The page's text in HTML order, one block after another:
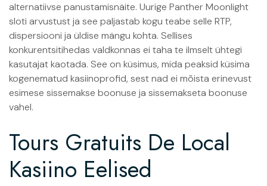
alternatiivse panustamisnäite. Uurige Panther Moonlight
sloti arvustust ja see paljastab kogu teabe selle RTP,
dispersiooni ja üldise mängu kohta. Sellises
konkurentsitihedas valdkonnas ei taha te ilmselt ühtegi
kasutajat kaotada. See on küsimus, mida peaksid küsima
kogenematud kasiinoprofid, sest nad ei mõista erinevust
esimese sissemakse boonuse ja sissemakseta boonuse
vahel.
Tours Gratuits De Local
Kasiino Eelised